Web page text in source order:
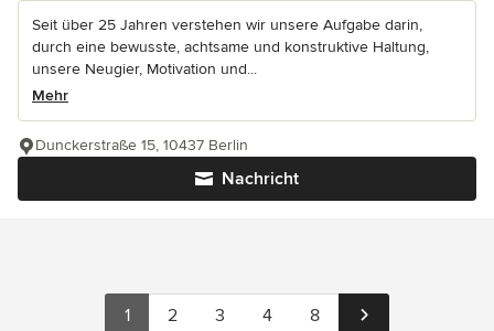
Seit über 25 Jahren verstehen wir unsere Aufgabe darin,
durch eine bewusste, achtsame und konstruktive Haltung,
unsere Neugier, Motivation und...
Mehr
Nachricht
Dunckerstraße 15, 10437 Berlin
1 2 3 4 8